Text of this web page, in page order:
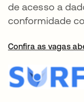
de acesso a
conformidade
Confira as vagas